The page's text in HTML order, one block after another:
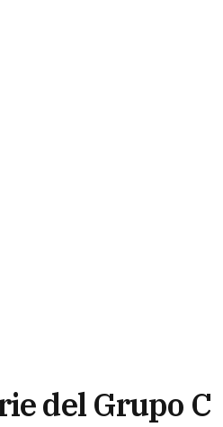
del Grupo C